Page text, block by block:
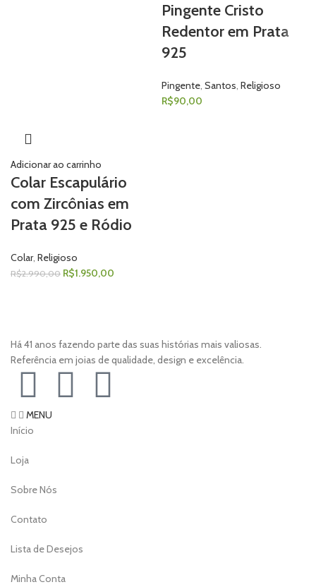
Adicionar ao carrinho
Colar Escapulário
com Zircônias em
Prata 925 e Ródio
Colar, Religioso
R$2.990,00 R$1.950,00
Pingente Cristo
Redentor em Prata
925
Pingente, Santos, Religioso
R$90,00
Há 41 anos fazendo parte das suas histórias mais valiosas.
Referência em joias de qualidade, design e excelência.
MENU
Início
Loja
Sobre Nós
Contato
Lista de Desejos
Minha Conta